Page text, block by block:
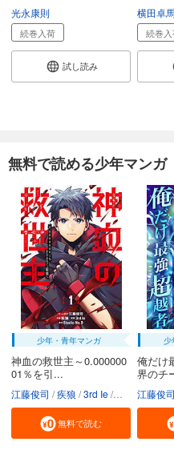
光永康則
続巻入荷
試し読み
横田卓
続巻
無料で読める少年マンガ
少年・青年マンガ
神血の救世主～0.000000
01％を引...
江藤俊司 疾狼 3rd Ie Studio No.9
無料で読む
少
俺だけ
界のチ
江藤俊司